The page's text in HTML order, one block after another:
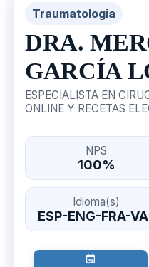
Traumatologia
DRA.
GARCÍA
ESPECIALISTA EN
ONLINE Y RECETAS
NPS
100%
Idioma(s)
ESP-ENG-FRA-